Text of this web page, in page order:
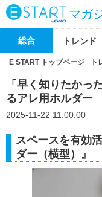
マガ
総合 トレンド
E START トップページ ト
「早く知りたかっ
るアレ用ホルダー
2025-11-22 11:00:00
スペースを有効
ダー（横型）』